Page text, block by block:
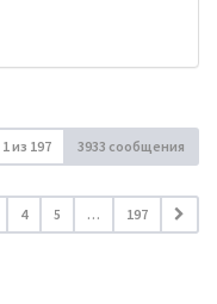
1из 197 3933 сообщения
4 5 … 197